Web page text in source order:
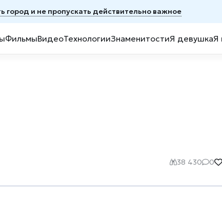
город и не пропускать действительно важное
ФильмыВидеоТехнологииЗнаменитостиЯ девушкаЯ
38 430 0